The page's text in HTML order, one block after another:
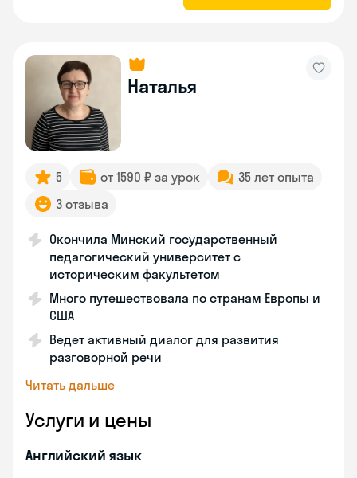
Наталья
5 от 1590 ₽ за урок
35 лет опыта
3 отзыва
Окончила Минский государственный
педагогический университет с
историческим факультетом
Много путешествовала по странам Европы и
США
Ведет активный диалог для развития
разговорной речи
Читать дальше
Услуги и цены
Английский язык